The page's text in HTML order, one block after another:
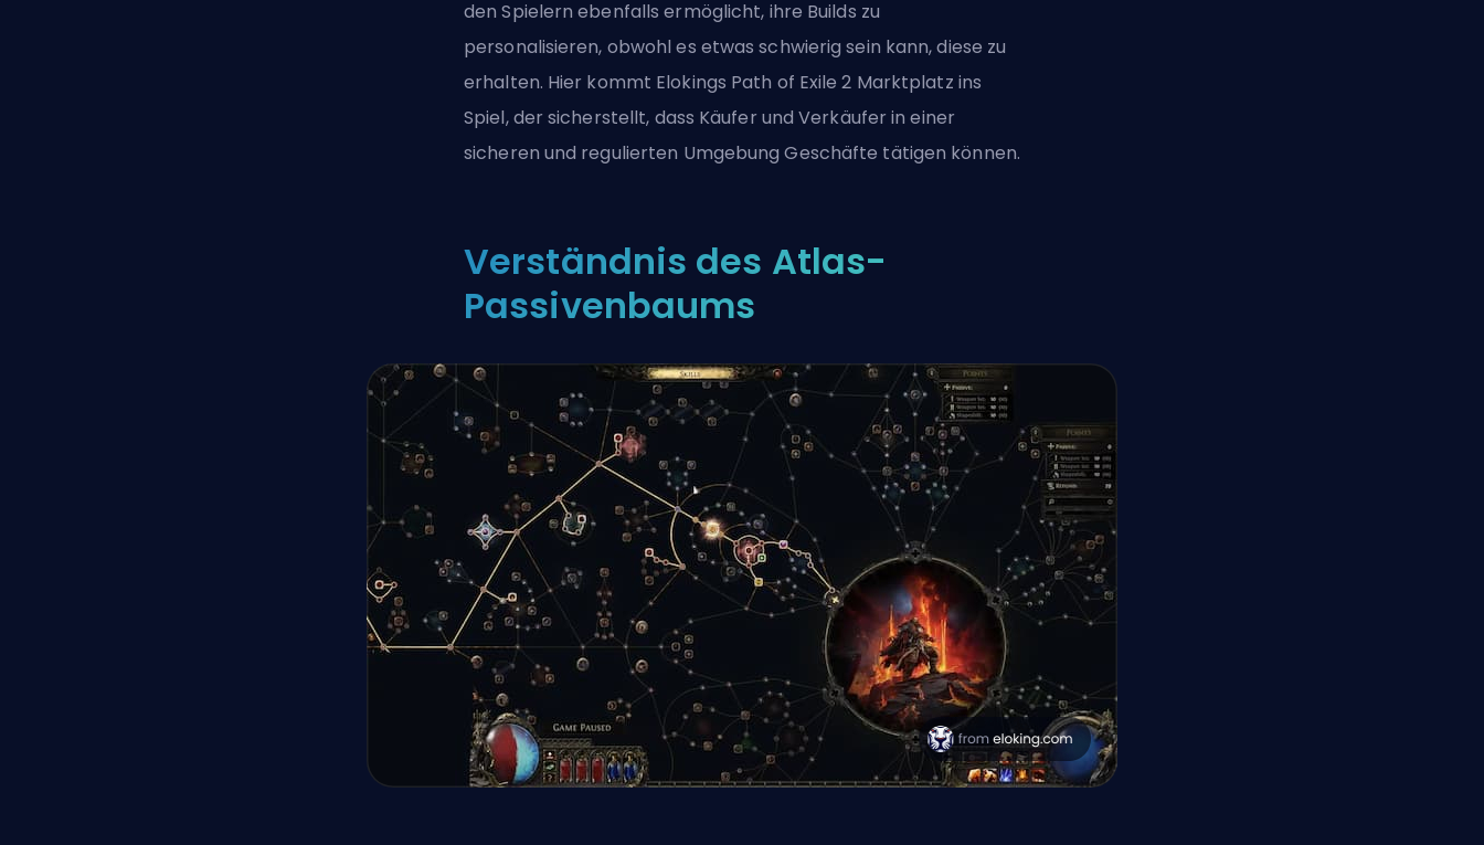
den Spielern ebenfalls ermöglicht, ihre Builds zu
personalisieren, obwohl es etwas schwierig sein kann, diese zu
erhalten. Hier kommt Elokings Path of Exile 2 Marktplatz ins
Spiel, der sicherstellt, dass Käufer und Verkäufer in einer
sicheren und regulierten Umgebung Geschäfte tätigen können.
Verständnis des Atlas-
Passivenbaums